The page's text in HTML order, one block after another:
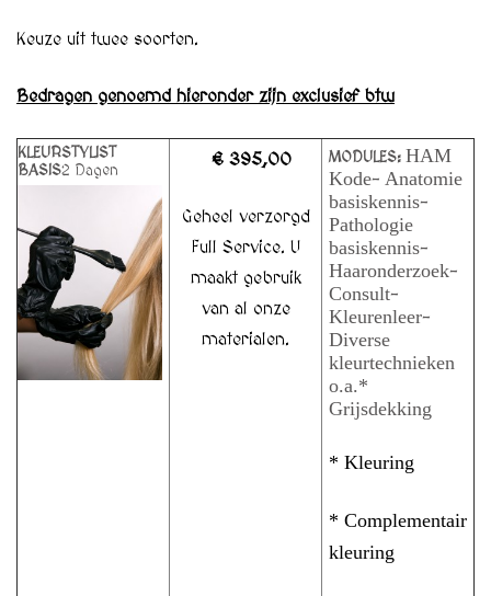
Keuze uit twee soorten.
Bedragen genoemd hieronder zijn exclusief btw
KLEURSTYLIST
BASIS2 Dagen
€ 395,00
Geheel verzorgd
Full Service. U
maakt gebruik
van al onze
materialen.
MODULES: HAM
Kode– Anatomie
basiskennis–
Pathologie
basiskennis–
Haaronderzoek–
Consult–
Kleurenleer–
Diverse
kleurtechnieken
o.a.*
Grijsdekking
* Kleuring
* Complementair
kleuring